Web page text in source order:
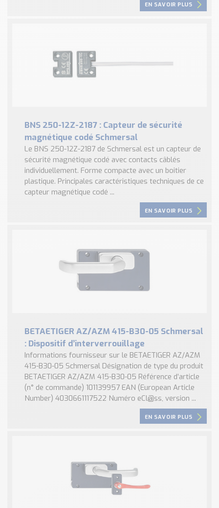
EN SAVOIR PLUS
BNS 250-12Z-2187 : Capteur de sécurité
magnétique codé Schmersal
Le BNS 250-12Z-2187 de Schmersal est un capteur de
sécurité magnétique codé avec contacts câblés
individuellement. Forme compacte avec un boitier
plastique. Principales caractéristiques techniques de ce
capteur magnétique codé ...
EN SAVOIR PLUS
BETAETIGER AZ/AZM 415-B30-05 Schmersal
: Dispositif d’interverrouillage
Informations fournisseur sur le BETAETIGER AZ/AZM
415-B30-05 Schmersal Désignation de type du produit
BETAETIGER AZ/AZM 415-B30-05 Référence d’article
(n° de commande) 101139957 EAN (European Article
Number) 4030661117522 Numéro eCl@ss, version ...
EN SAVOIR PLUS